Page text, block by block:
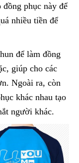
phục này để
nhiều tiền để
để làm đồng
giúp cho các
Ngoài ra, còn
khác nhau tạo
người khác.